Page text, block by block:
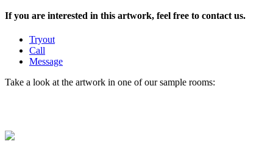
If you are interested in this artwork, feel free to contact us.
Tryout
Call
Message
Take a look at the artwork in one of our sample rooms: